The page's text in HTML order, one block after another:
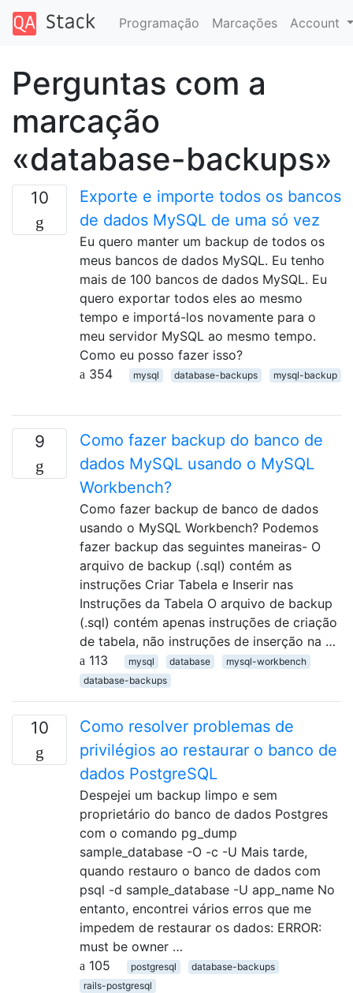
Programação Marcações Account
Perguntas com a
marcação
«database-backups»
10
Exporte e importe todos os bancos
de dados MySQL de uma só vez
Eu quero manter um backup de todos os
meus bancos de dados MySQL. Eu tenho
mais de 100 bancos de dados MySQL. Eu
quero exportar todos eles ao mesmo
tempo e importá-los novamente para o
meu servidor MySQL ao mesmo tempo.
Como eu posso fazer isso?
354
mysql database-backups mysql-backup
9
Como fazer backup do banco de
dados MySQL usando o MySQL
Workbench?
Como fazer backup de banco de dados
usando o MySQL Workbench? Podemos
fazer backup das seguintes maneiras- O
arquivo de backup (.sql) contém as
instruções Criar Tabela e Inserir nas
Instruções da Tabela O arquivo de backup
(.sql) contém apenas instruções de criação
de tabela, não instruções de inserção na …
113
mysql database
mysql-workbench
database-backups
10
Como resolver problemas de
privilégios ao restaurar o banco de
dados PostgreSQL
Despejei um backup limpo e sem
proprietário do banco de dados Postgres
com o comando pg_dump
sample_database -O -c -U Mais tarde,
quando restauro o banco de dados com
psql -d sample_database -U app_name No
entanto, encontrei vários erros que me
impedem de restaurar os dados: ERROR:
must be owner …
105
postgresql
database-backups
rails-postgresql